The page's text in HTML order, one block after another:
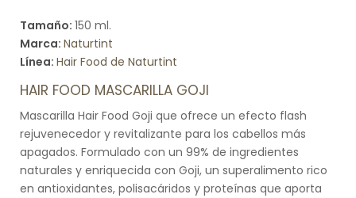
Tamaño: 150 ml.
Marca: Naturtint
Línea: Hair Food de Naturtint
HAIR FOOD MASCARILLA GOJI
Mascarilla Hair Food Goji que ofrece un efecto flash
rejuvenecedor y revitalizante para los cabellos más
apagados. Formulado con un 99% de ingredientes
naturales y enriquecida con Goji, un superalimento rico
en antioxidantes, polisacáridos y proteínas que aporta